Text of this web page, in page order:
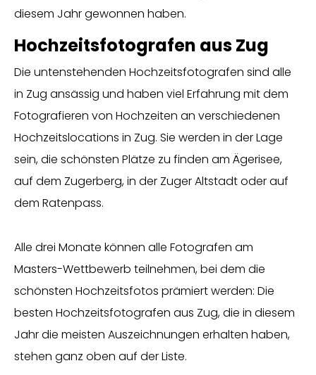
diesem Jahr gewonnen haben.
Hochzeitsfotografen aus Zug
Die untenstehenden Hochzeitsfotografen sind alle
in Zug ansässig und haben viel Erfahrung mit dem
Fotografieren von Hochzeiten an verschiedenen
Hochzeitslocations in Zug. Sie werden in der Lage
sein, die schönsten Plätze zu finden am Ägerisee,
auf dem Zugerberg, in der Zuger Altstadt oder auf
dem Ratenpass.
Alle drei Monate können alle Fotografen am
Masters-Wettbewerb teilnehmen, bei dem die
schönsten Hochzeitsfotos prämiert werden: Die
besten Hochzeitsfotografen aus Zug, die in diesem
Jahr die meisten Auszeichnungen erhalten haben,
stehen ganz oben auf der Liste.